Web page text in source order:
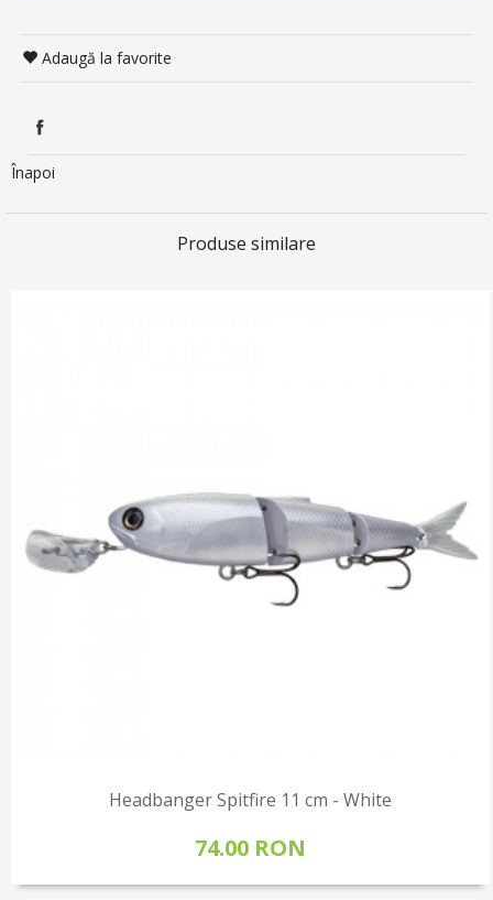
Adaugă la favorite
Înapoi
Produse similare
Headbanger Spitfire 11 cm - White
74.00 RON